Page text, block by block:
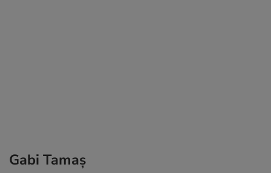
Gabi Tamaș